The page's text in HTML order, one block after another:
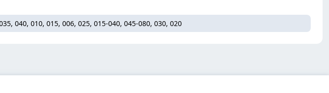
040, 010, 015, 006, 025, 015-040, 045-080, 030, 020